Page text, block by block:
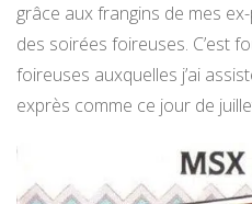
grâce aux frangins de mes
des soirées foireuses. C’est
foireuses auxquelles j’ai
exprès comme ce jour de